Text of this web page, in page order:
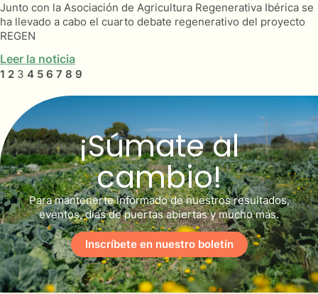
Junto con la Asociación de Agricultura Regenerativa Ibérica se
ha llevado a cabo el cuarto debate regenerativo del proyecto
REGEN
Leer la noticia
1 2 3 4 5 6 7 8 9
¡Súmate al
cambio!
Para mantenerte informado de nuestros resultados,
eventos, días de puertas abiertas y mucho más.
Inscríbete en nuestro boletín